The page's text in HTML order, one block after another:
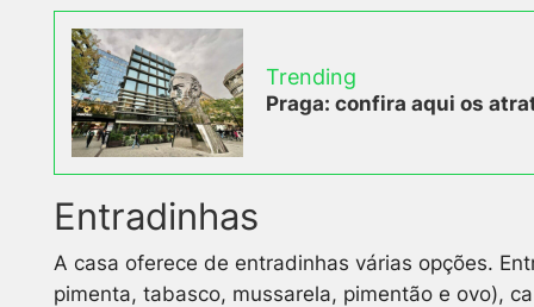
Trending
Praga: confira aqui os
Entradinhas
A casa oferece de entradinhas várias opções.
pimenta, tabasco, mussarela, pimentão e ovo),